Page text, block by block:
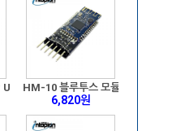
3.2inch 320x240 Touch LCD (C)
21,340원